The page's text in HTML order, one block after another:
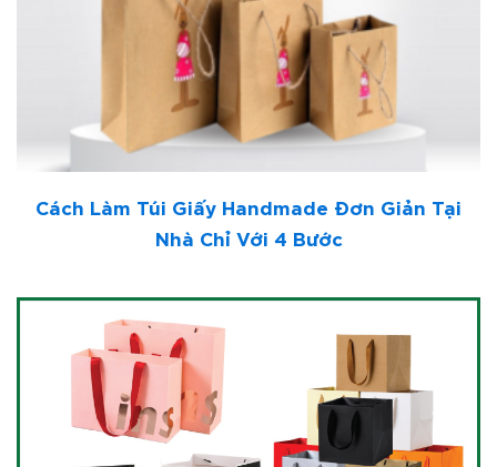
Cách Làm Túi Giấy Handmade Đơn Giản Tại
Nhà Chỉ Với 4 Bước